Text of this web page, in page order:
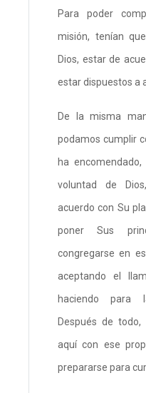
Para poder
misión, tenían
Dios, estar de
estar dispuestos a
De la misma
podamos cumplir
ha
voluntad de
acuerdo con Su
poner Sus
congregarse en
aceptando el
haciendo para
Después de
aquí con ese
prepararse para